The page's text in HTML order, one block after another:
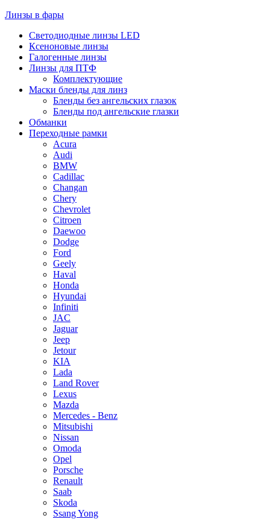
Линзы в фары
Светодиодные линзы LED
Ксеноновые линзы
Галогенные линзы
Линзы для ПТФ
Комплектующие
Маски бленды для линз
Бленды без ангельских глазок
Бленды под ангельские глазки
Обманки
Переходные рамки
Acura
Audi
BMW
Cadillac
Changan
Chery
Chevrolet
Citroen
Daewoo
Dodge
Ford
Geely
Haval
Honda
Hyundai
Infiniti
JAC
Jaguar
Jeep
Jetour
KIA
Lada
Land Rover
Lexus
Mazda
Mercedes - Benz
Mitsubishi
Nissan
Omoda
Opel
Porsche
Renault
Saab
Skoda
Ssang Yong